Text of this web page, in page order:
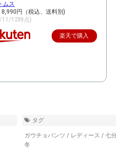
ムス
8,990円（税込、送料別)
11/12時点)
楽天で購入
タグ
ガウチョパンツ / レディース / 七
冬